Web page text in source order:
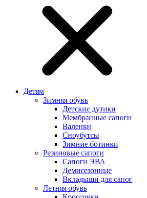
Детям
Зимняя обувь
Детские дутики
Мембранные сапоги
Валенки
Сноубутсы
Зимние ботинки
Резиновые сапоги
Сапоги ЭВА
Демисезонные
Вкладыши для сапог
Летняя обувь